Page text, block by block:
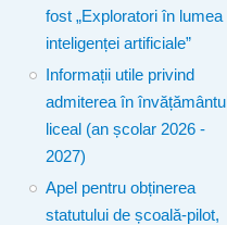
fost „Exploratori în lumea
inteligenței artificiale”
Informații utile privind
admiterea în învățământul
liceal (an școlar 2026 -
2027)
Apel pentru obținerea
statutului de școală-pilot,